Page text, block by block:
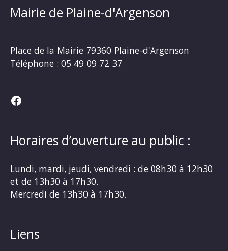
Mairie de Plaine-d'Argenson
Place de la Mairie 79360 Plaine-d'Argenson
Téléphone : 05 49 09 72 37
Facebook
Horaires d’ouverture au public :
Lundi, mardi, jeudi, vendredi : de 08h30 à 12h30
et de 13h30 à 17h30.
Mercredi de 13h30 à 17h30.
Liens